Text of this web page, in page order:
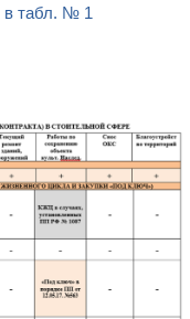
в табл. № 1